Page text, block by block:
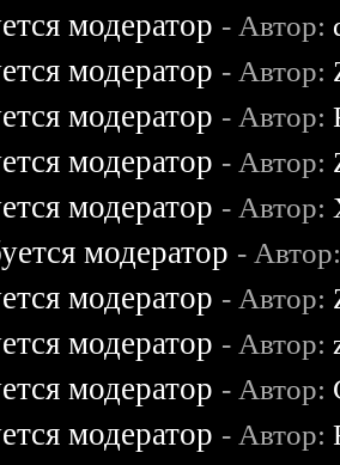
модератор - Автор:
модератор - Автор:
модератор - Автор:
модератор - Автор:
модератор - Автор:
модератор -
модератор - Автор:
модератор - Автор:
модератор - Автор:
модератор - Автор: